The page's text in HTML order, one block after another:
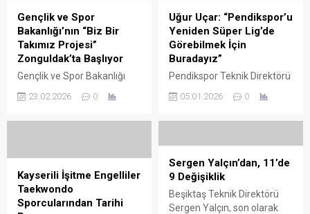
Gençlik ve Spor
Bakanlığı’nın “Biz Bir
Takımız Projesi”
Zonguldak’ta Başlıyor
Gençlik ve Spor Bakanlığı
Koordinasyon Genel
genelinde 12 ilde
uygulanmaya devam ediyor.
Projenin önemli uygulama
merkezlerinden biri de
23.02.2026 0
Uğur Uçar: “Pendikspor’u
Yeniden Süper Lig’de
Görebilmek İçin
Buradayız”
Pendikspor Teknik Direktörü
sahadaki oyun olduğunu
tekniğe ve taktiğe bağlı
kalabilirsek neden şampiyon
olmayalım. Pendikspor’u
tekrardan Süper Lig’de
görebilmek için ...
05.01.2026 0
Kayserili İşitme Engelliler
Taekwondo
Sporcularından Tarihi
Sergen Yalçın’dan, 11’de
9 Değişiklik
Beşiktaş Teknik Direktörü
Sergen Yalçın, son olarak